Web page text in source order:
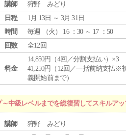
講師
狩野 みどり
日程
1月 13日 ～ 3月 31日
時間
毎週 （火 ） 16 ：30 ～ 17 ：50
回数
全12回
料金
14,850円（4回／分割支払い）×3
41,250円（12回／一括前納支払※
義開始前まで）
中級レベルまでを総復習してスキルア
講師 狩野 みどり